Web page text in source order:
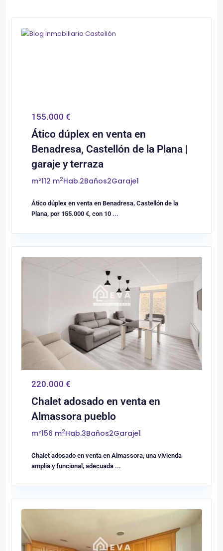
0 Castellón/Castelló
155.000 €
Ático dúplex en venta en
Benadresa, Castellón de la Plana |
garaje y terraza
m²112 m2Hab.2Baños2Garaje1
Ático dúplex en venta en Benadresa, Castellón de la
Plana, por 155.000 €, con 10 ...
0 Almassora/Almazora
220.000 €
Chalet adosado en venta en
Almassora pueblo
m²156 m2Hab.3Baños2Garaje1
Chalet adosado en venta en Almassora, una vivienda
amplia y funcional, adecuada ...
0 Castellón/Castelló